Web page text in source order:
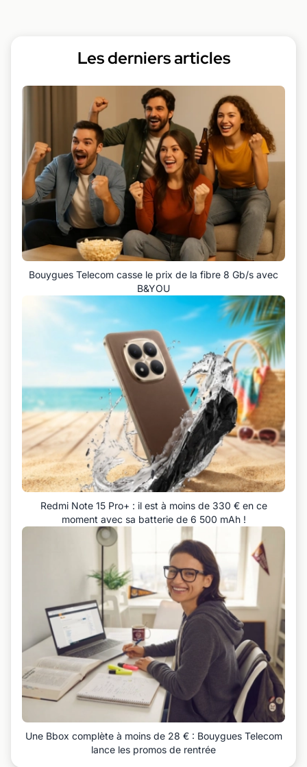
Les derniers articles
Bouygues Telecom casse le prix de la fibre 8 Gb/s avec
B&YOU
Redmi Note 15 Pro+ : il est à moins de 330 € en ce
moment avec sa batterie de 6 500 mAh !
Une Bbox complète à moins de 28 € : Bouygues Telecom
lance les promos de rentrée